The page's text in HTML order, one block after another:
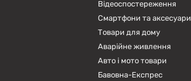
Відеоспостереження
Смартфони та аксесуари
Товари для дому
Аварійне живлення
Авто і мото товари
Бавовна-Експрес